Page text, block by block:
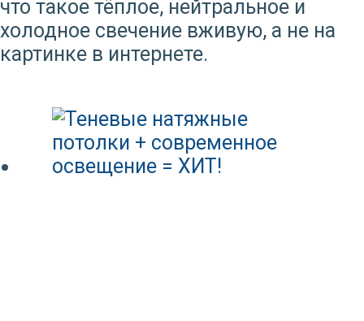
что такое тёплое, нейтральное и
холодное свечение вживую, а не на
картинке в интернете.